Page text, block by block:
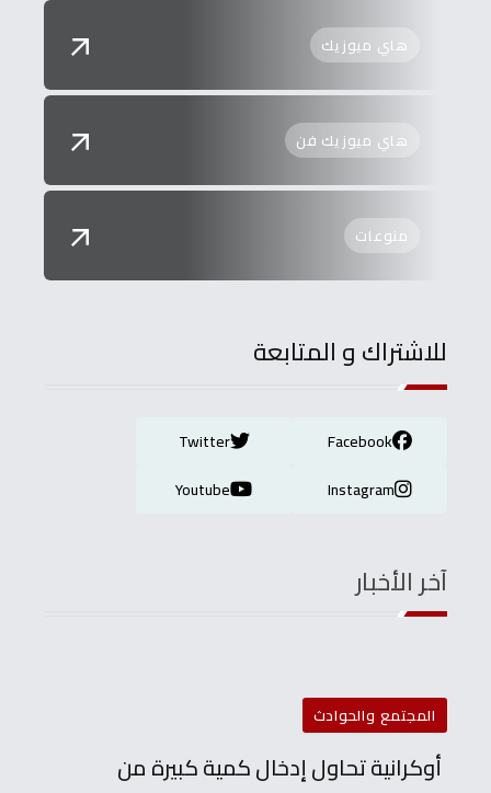
هاي ميوزيك
هاي ميوزيك فن
منوعات
للاشتراك و المتابعة
Facebook
Twitter
Instagram
Youtube
آخر الأخبار
المجتمع والحوادث
أوكرانية تحاول إدخال كمية كبيرة من